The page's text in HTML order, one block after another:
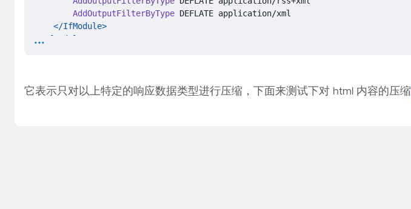
AddOutputFilterByType
</IfModule>
</IfModule>
...
它表示只对以上特定的响应数据类型进行压缩，下面来测试下对 html 内容的压缩